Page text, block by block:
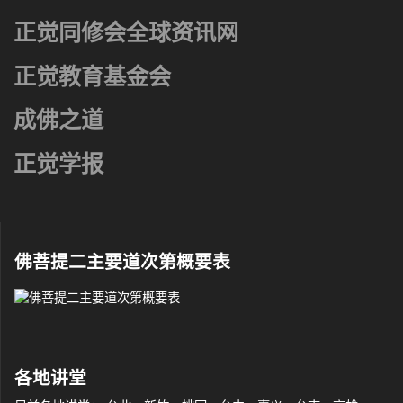
正觉同修会全球资讯网
正觉教育基金会
成佛之道
正觉学报
佛菩提二主要道次第概要表
各地讲堂